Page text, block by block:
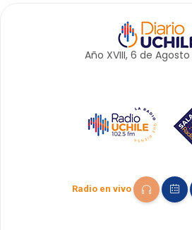
Año XVIII, 6 de Agosto
Radio en vivo